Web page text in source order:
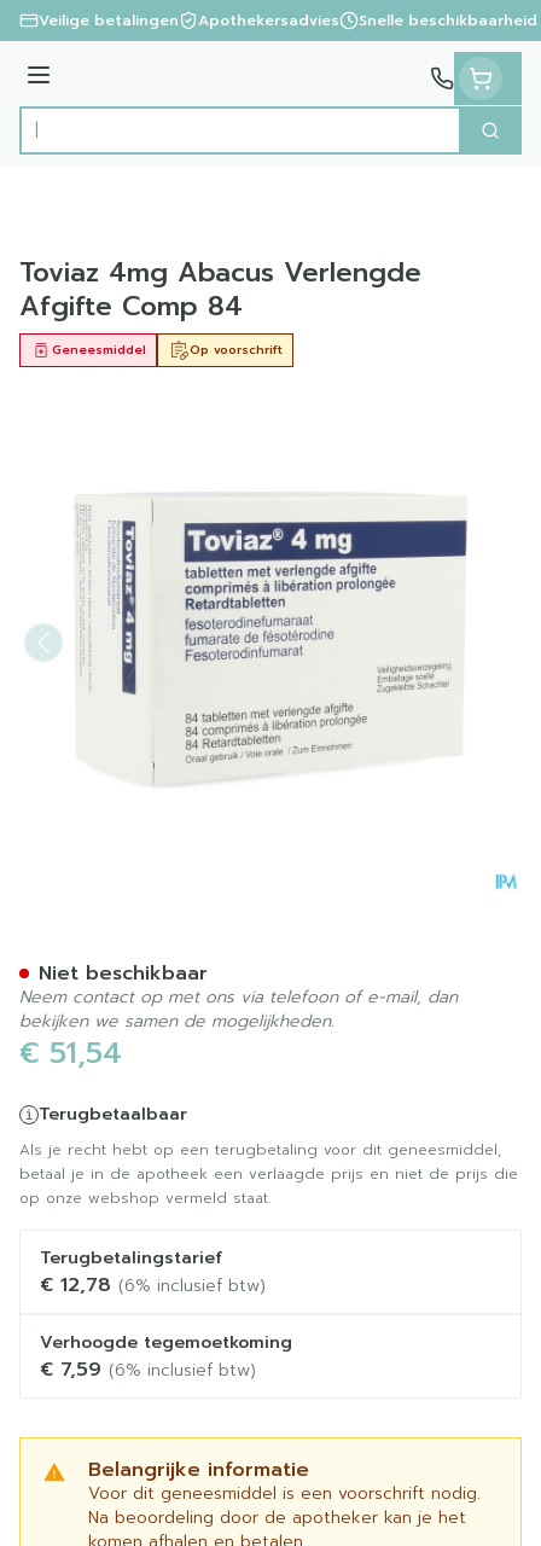
Ga naar de inhoud
Veilige betalingen Apothekersadvies Snelle beschikbaarheid
Menu
Product, merk, categorie...
Zoek
Toviaz 4mg Abacus Verlengde
Afgifte Comp 84
Op voorschrift
Geneesmiddel
€ 51,54
Terugbetaalbaar
Als je recht hebt op een terugbetaling voor dit geneesmiddel,
betaal je in de apotheek een verlaagde prijs en niet de prijs die
op onze webshop vermeld staat.
Terugbetalingstarief
€ 12,78 (6% inclusief btw)
Verhoogde tegemoetkoming
€ 7,59 (6% inclusief btw)
Belangrijke informatie
Voor dit geneesmiddel is een voorschrift nodig.
Na beoordeling door de apotheker kan je het
Niet beschikbaar
Neem contact op met ons via telefoon of e-mail, dan
bekijken we samen de mogelijkheden.